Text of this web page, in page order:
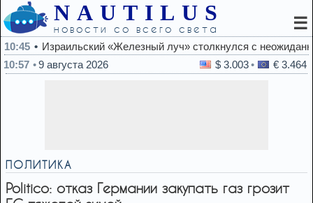
NAUTILUS
новости со всего света ☰
«Железный луч» столкнулся с неожиданными
10:57
9 августа 2026 $ 3.003 € 3.464
ПОЛИТИКА
Politico: отказ Германии закупать газ грозит